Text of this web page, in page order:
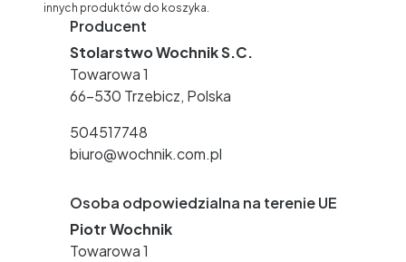
innych produktów do koszyka.
Producent
Stolarstwo Wochnik S.C.
Towarowa 1
66-530 Trzebicz, Polska
504517748
biuro@wochnik.com.pl
Osoba odpowiedzialna na terenie UE
Piotr Wochnik
Towarowa 1